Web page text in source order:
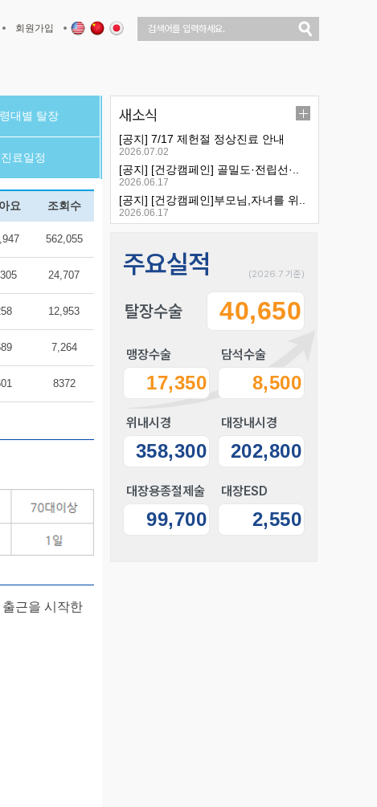
회원가입
대별 탈장
진료일정
요 조회수
562,055
24,707
12,953
7,264
8372
근을 시작한
새소식
[공지] 7/17 제헌절 정상진료 안내
2026.07.02
[공지] [건강캠페인] 골밀도·전립선·..
2026.06.17
[공지] [건강캠페인]부모님,자녀를 위..
2026.06.17
주요실적 (2026.7 기준)
탈장수술 40,650
맹장수술
17,350
담석수술
8,500
위내시경
358,300
대장내시경
202,800
대장용종절제술
99,700
대장ESD
2,550